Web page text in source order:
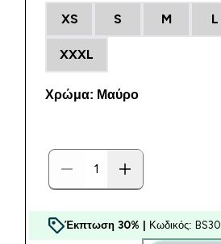
XS S M L
XXXL
Χρώμα: Μαύρο
Έκπτωση 30% | Κωδικός: BS30